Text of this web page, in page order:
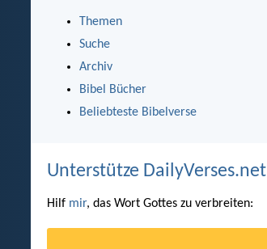
Themen
Suche
Archiv
Bibel Bücher
Beliebteste Bibelverse
Unterstütze DailyVerses.net
Hilf mir, das Wort Gottes zu verbreiten: